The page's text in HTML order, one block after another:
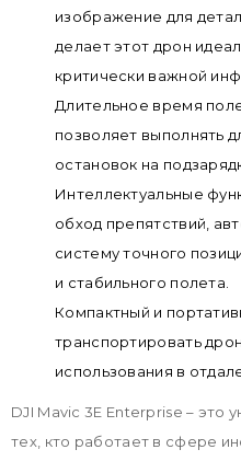
изображение для
делает этот дрон
критически важной
Длительное время
позволяет выполнять
остановок на
Интеллектуальные
обход препятствий,
систему точного
и стабильного полета.
Компактный и
транспортировать
использования в
DJI Mavic 3E Enterprise – это
тех, кто работает в сфере